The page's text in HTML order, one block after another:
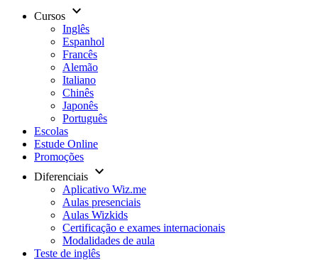
Cursos keyboard_arrow_down
Inglês
Espanhol
Francês
Alemão
Italiano
Chinês
Japonês
Português
Escolas
Estude Online
Promoções
Diferenciais keyboard_arrow_down
Aplicativo Wiz.me
Aulas presenciais
Aulas Wizkids
Certificação e exames internacionais
Modalidades de aula
Teste de inglês